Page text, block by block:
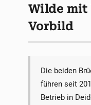
Wilde mit
Vorbild
Die beiden
führen seit
Betrieb in